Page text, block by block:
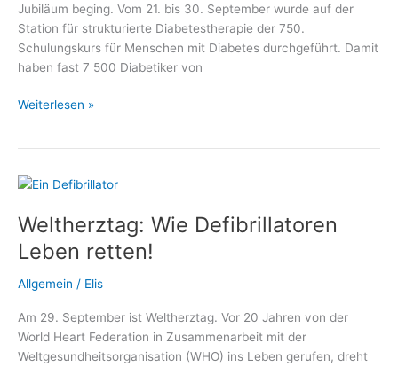
Jubiläum beging. Vom 21. bis 30. September wurde auf der
Station für strukturierte Diabetestherapie der 750.
Schulungskurs für Menschen mit Diabetes durchgeführt. Damit
haben fast 7 500 Diabetiker von
Telefonaktion
Jubiläum
Diabetologie
am
DGD-
Krankenhaus
Weiterlesen »
Weltherztag: Wie Defibrillatoren
Leben retten!
Allgemein / Elis
Am 29. September ist Weltherztag. Vor 20 Jahren von der
World Heart Federation in Zusammenarbeit mit der
Weltgesundheitsorganisation (WHO) ins Leben gerufen, dreht